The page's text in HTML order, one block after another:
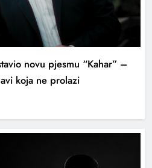
novu pjesmu “Kahar” –
koja ne prolazi